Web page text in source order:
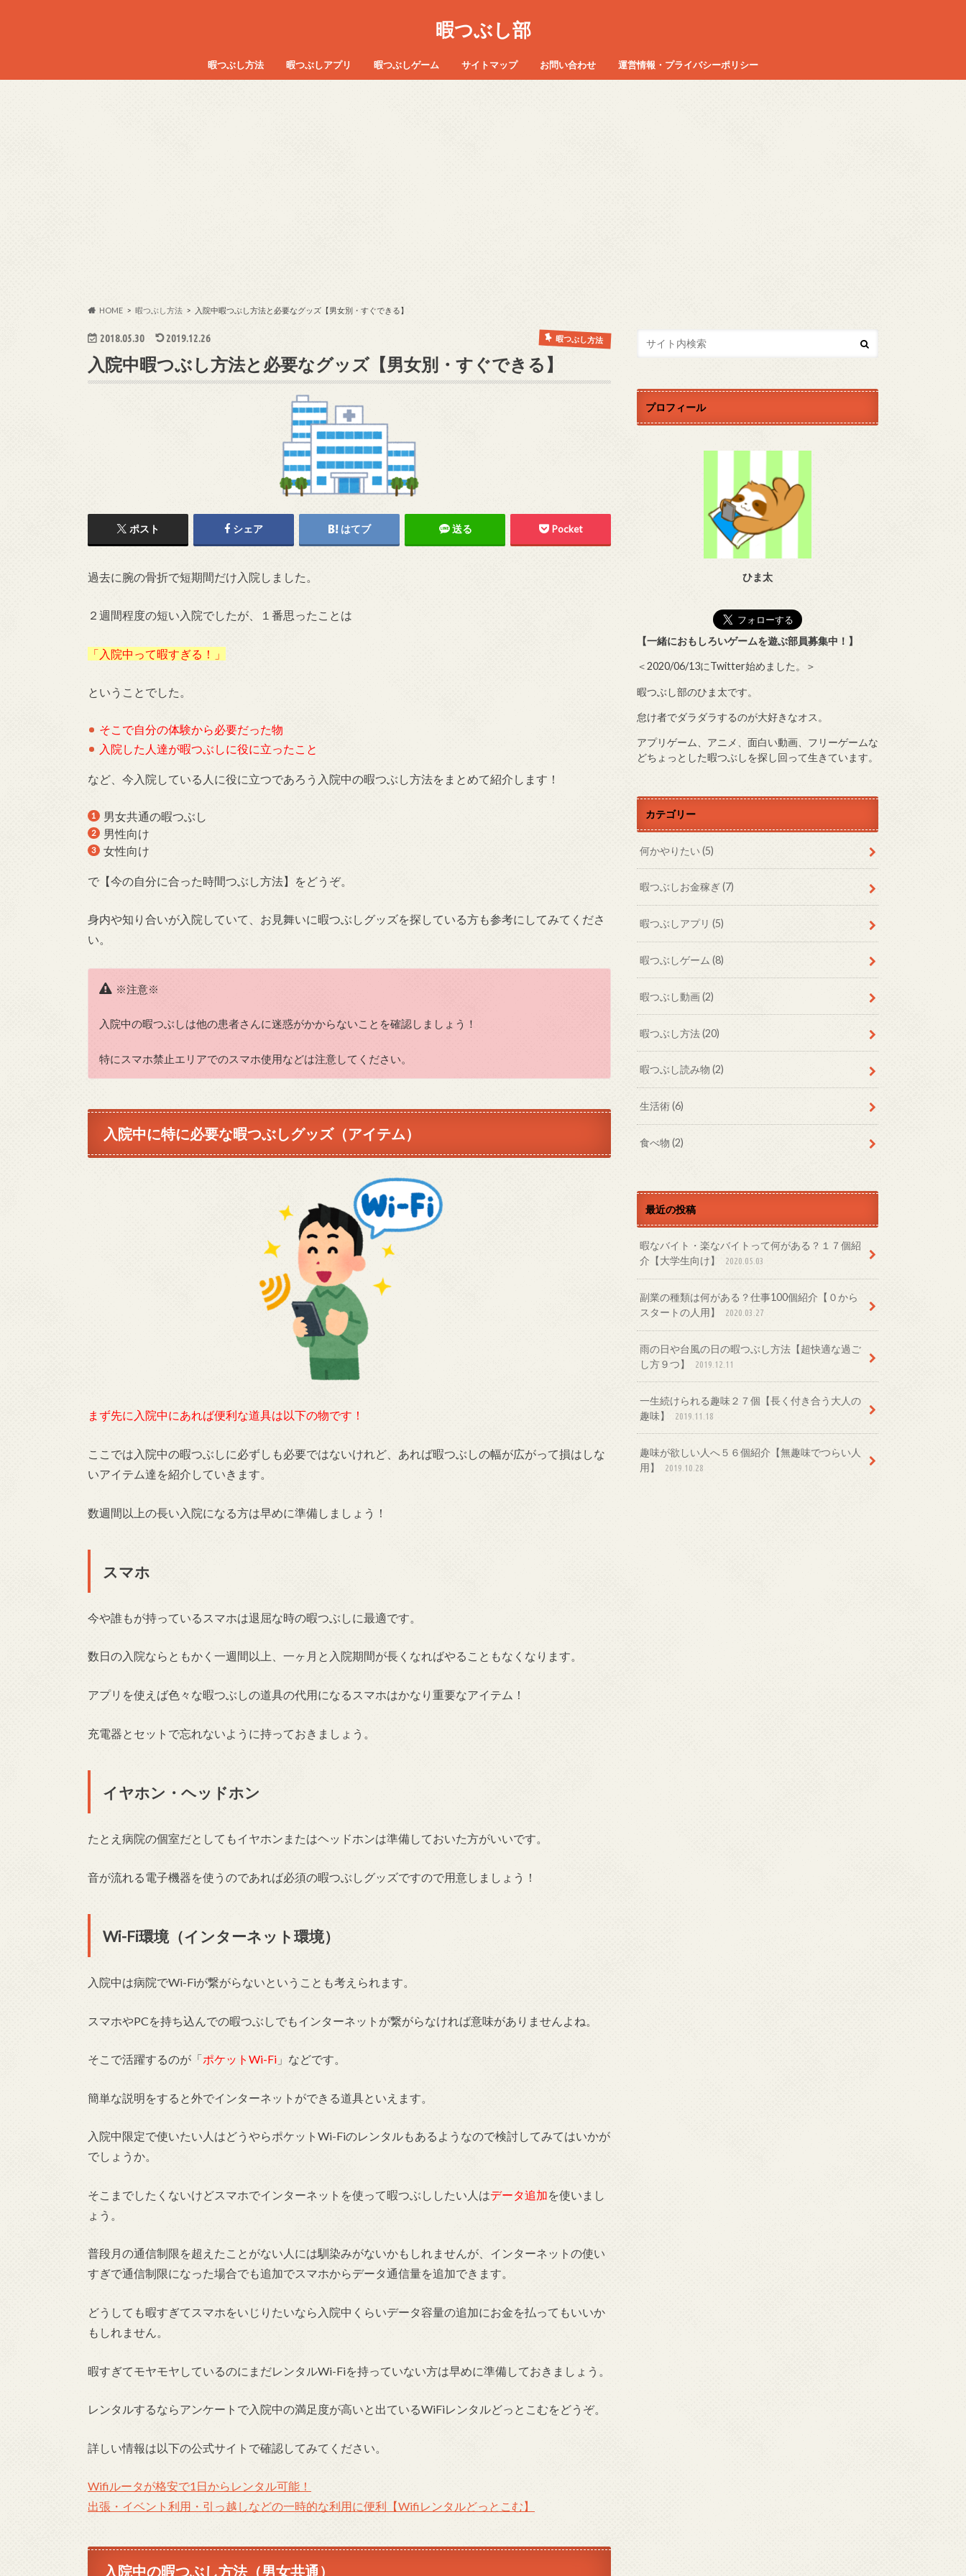
暇つぶし部
暇つぶし方法 暇つぶしアプリ 暇つぶしゲーム サイトマップ お問い合わせ 運営情報・プライバシーポリシー
HOME 暇つぶし方法 入院中暇つぶし方法と必要なグッズ【男女別・すぐできる】
2018.05.30 2019.12.26 暇つぶし方法
入院中暇つぶし方法と必要なグッズ【男女別・すぐできる】
ポスト シェア はてブ 送る Pocket
過去に腕の骨折で短期間だけ入院しました。
２週間程度の短い入院でしたが、１番思ったことは
「入院中って暇すぎる！」
ということでした。
そこで自分の体験から必要だった物
入院した人達が暇つぶしに役に立ったこと
など、今入院している人に役に立つであろう入院中の暇つぶし方法をまとめて紹介します！
男女共通の暇つぶし
男性向け
女性向け
で【今の自分に合った時間つぶし方法】をどうぞ。
身内や知り合いが入院していて、お見舞いに暇つぶしグッズを探している方も参考にしてみてくださ
い。
※注意※
入院中の暇つぶしは他の患者さんに迷惑がかからないことを確認しましょう！
特にスマホ禁止エリアでのスマホ使用などは注意してください。
入院中に特に必要な暇つぶしグッズ（アイテム）
まず先に入院中にあれば便利な道具は以下の物です！
ここでは入院中の暇つぶしに必ずしも必要ではないけれど、あれば暇つぶしの幅が広がって損はしな
いアイテム達を紹介していきます。
数週間以上の長い入院になる方は早めに準備しましょう！
スマホ
今や誰もが持っているスマホは退屈な時の暇つぶしに最適です。
数日の入院ならともかく一週間以上、一ヶ月と入院期間が長くなればやることもなくなります。
アプリを使えば色々な暇つぶしの道具の代用になるスマホはかなり重要なアイテム！
充電器とセットで忘れないように持っておきましょう。
イヤホン・ヘッドホン
たとえ病院の個室だとしてもイヤホンまたはヘッドホンは準備しておいた方がいいです。
音が流れる電子機器を使うのであれば必須の暇つぶしグッズですので用意しましょう！
Wi-Fi環境（インターネット環境）
入院中は病院でWi-Fiが繋がらないということも考えられます。
スマホやPCを持ち込んでの暇つぶしでもインターネットが繋がらなければ意味がありませんよね。
そこで活躍するのが「ポケットWi-Fi 」などです。
簡単な説明をすると外でインターネットができる道具といえます。
入院中限定で使いたい人はどうやらポケットWi-Fiのレンタルもあるようなので検討してみてはいかが
でしょうか。
そこまでしたくないけどスマホでインターネットを使って暇つぶししたい人はデータ追加を使いまし
ょう。
普段月の通信制限を超えたことがない人には馴染みがないかもしれませんが、インターネットの使い
すぎで通信制限になった場合でも追加でスマホからデータ通信量を追加できます。
どうしても暇すぎてスマホをいじりたいなら入院中くらいデータ容量の追加にお金を払ってもいいか
もしれません。
暇すぎてモヤモヤしているのにまだレンタルWi-Fiを持っていない方は早めに準備しておきましょう。
レンタルするならアンケートで入院中の満足度が高いと出ているWiFiレンタルどっとこむをどうぞ。
詳しい情報は以下の公式サイトで確認してみてください。
Wifiルータが格安で1日からレンタル可能！
出張・イベント利用・引っ越しなどの一時的な利用に便利【Wifiレンタルどっとこむ】
入院中の暇つぶし方法（男女共通）
プロフィール
ひま太
【一緒におもしろいゲームを遊ぶ部員募集中！】
＜2020/06/13にTwitter始めました。＞
暇つぶし部のひま太です。
怠け者でダラダラするのが大好きなオス。
アプリゲーム、アニメ、面白い動画、フリーゲームな
どちょっとした暇つぶしを探し回って生きています。
カテゴリー
何かやりたい(5)
暇つぶしお金稼ぎ(7)
暇つぶしアプリ(5)
暇つぶしゲーム(8)
暇つぶし動画(2)
暇つぶし方法(20)
暇つぶし読み物(2)
生活術(6)
食べ物(2)
最近の投稿
暇なバイト・楽なバイトって何がある？１７個紹
介【大学生向け】
2020.05.03
副業の種類は何がある？仕事100個紹介【０から
スタートの人用】
2020.03.27
雨の日や台風の日の暇つぶし方法【超快適な過ご
し方９つ】
2019.12.11
一生続けられる趣味２７個【長く付き合う大人の
趣味】
2019.11.18
趣味が欲しい人へ５６個紹介【無趣味でつらい人
用】
2019.10.28